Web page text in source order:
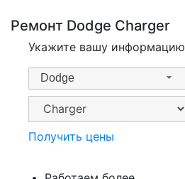
Ремонт Dodge Charger
Укажите вашу информацию
Dodge
Получить цены